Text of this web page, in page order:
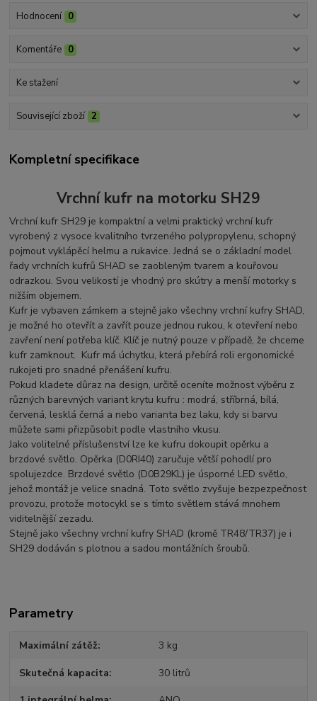
Hodnocení 0
Komentáře 0
Ke stažení
Související zboží 2
Kompletní specifikace
Vrchní kufr na motorku SH29
Vrchní kufr SH29 je kompaktní a velmi praktický vrchní kufr
vyrobený z vysoce kvalitního tvrzeného polypropylenu, schopný
pojmout vyklápěcí helmu a rukavice. Jedná se o základní model
řady vrchních kufrů SHAD se zaobleným tvarem a kouřovou
odrazkou. Svou velikostí je vhodný pro skútry a menší motorky s
nižším objemem.
Kufr je vybaven zámkem a stejně jako všechny vrchní kufry SHAD,
je možné ho otevřít a zavřít pouze jednou rukou, k otevření nebo
zavření není potřeba klíč. Klíč je nutný pouze v případě, že chceme
kufr zamknout. Kufr má úchytku, která přebírá roli ergonomické
rukojeti pro snadné přenášení kufru.
Pokud kladete důraz na design, určitě oceníte možnost výběru z
různých barevných variant krytu kufru : modrá, stříbrná, bílá,
červená, lesklá černá a nebo varianta bez laku, kdy si barvu
můžete sami přizpůsobit podle vlastního vkusu.
Jako volitelné příslušenství lze ke kufru dokoupit opěrku a
brzdové světlo. Opěrka (D0RI40) zaručuje větší pohodlí pro
spolujezdce. Brzdové světlo (D0B29KL) je úsporné LED světlo,
jehož montáž je velice snadná. Toto světlo zvyšuje bezpezpečnost
provozu, protože motocykl se s tímto světlem stává mnohem
viditelnější zezadu.
Stejně jako všechny vrchní kufry SHAD (kromě TR48/TR37) je i
SH29 dodáván s plotnou a sadou montážních šroubů.
Parametry
Maximální zátěž 3 kg
Skutečná kapacita 30 litrů